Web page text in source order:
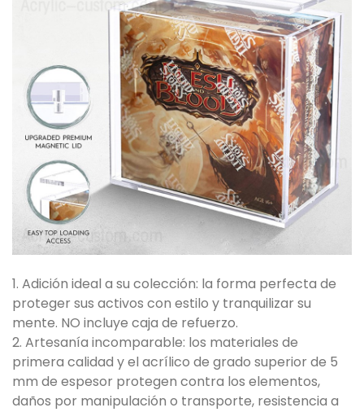
1. Adición ideal a su colección: la forma perfecta de
proteger sus activos con estilo y tranquilizar su
mente. NO incluye caja de refuerzo.
2. Artesanía incomparable: los materiales de
primera calidad y el acrílico de grado superior de 5
mm de espesor protegen contra los elementos,
daños por manipulación o transporte, resistencia a